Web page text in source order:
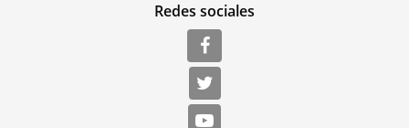
Redes sociales